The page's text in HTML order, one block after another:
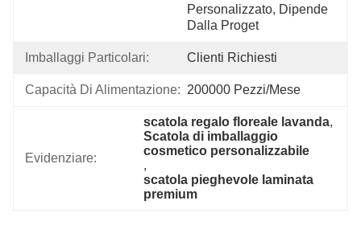
Personalizzato, Dipende
Dalla Proget
Imballaggi Particolari: Clienti Richiesti
Capacità Di Alimentazione: 200000 Pezzi/mese
Evidenziare:
scatola regalo floreale lavanda
Scatola di imballaggio
cosmetico personalizzabile
,
scatola pieghevole laminata
premium